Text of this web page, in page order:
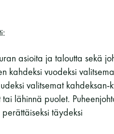
asioita ja taloutta sekä
kahdeksi vuodeksi valitsema
valitsemat kahdeksan-
lähinnä puolet.
täydeksi